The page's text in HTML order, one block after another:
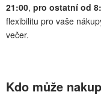
21:00, pro ostatní od
flexibilitu pro vaše
večer.
Kdo může